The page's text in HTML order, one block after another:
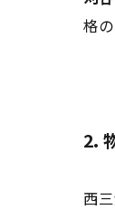
格
2.
西